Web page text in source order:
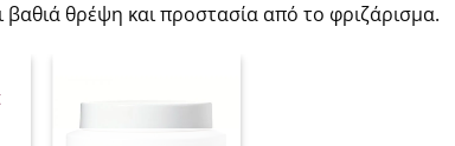
θρέψη και προστασία από το φριζάρισμα.